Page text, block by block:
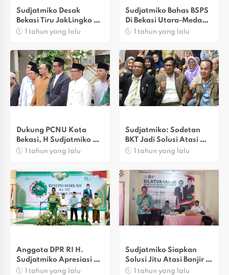
Sudjatmiko Desak
Bekasi Tiru JakLingko
Atasi Ongkos
1 tahun yang lalu
Sudjatmiko Bahas BSPS
Di Bekasi Utara-Medan
Satria Saat Halalbihalal
1 tahun yang lalu
Dukung PCNU Kota
Bekasi, H Sudjatmiko
Hadir Di Acara
1 tahun yang lalu
Sudjatmiko: Sodetan
BKT Jadi Solusi Atasi
Banjir Di Kota Bekasi
1 tahun yang lalu
Anggota DPR RI H.
Sudjatmiko Apresiasi
Program Sosial PCNU
1 tahun yang lalu
Sudjatmiko Siapkan
Solusi Jitu Atasi Banjir Di
Duren Jaya Bekasi
1 tahun yang lalu